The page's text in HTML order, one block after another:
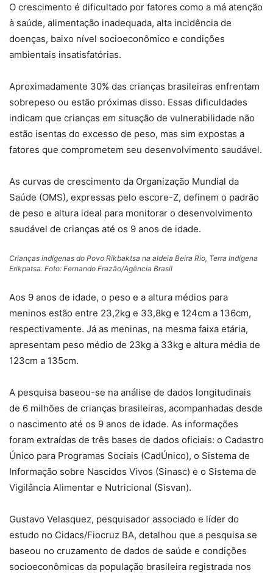
O crescimento é dificultado por fatores como a má atenção
à saúde, alimentação inadequada, alta incidência de
doenças, baixo nível socioeconômico e condições
ambientais insatisfatórias.
Aproximadamente 30% das crianças brasileiras enfrentam
sobrepeso ou estão próximas disso. Essas dificuldades
indicam que crianças em situação de vulnerabilidade não
estão isentas do excesso de peso, mas sim expostas a
fatores que comprometem seu desenvolvimento saudável.
As curvas de crescimento da Organização Mundial da
Saúde (OMS), expressas pelo escore-Z, definem o padrão
de peso e altura ideal para monitorar o desenvolvimento
saudável de crianças até os 9 anos de idade.
Crianças indígenas do Povo Rikbaktsa na aldeia Beira Rio, Terra Indígena
Erikpatsa. Foto: Fernando Frazão/Agência Brasil
Aos 9 anos de idade, o peso e a altura médios para
meninos estão entre 23,2kg e 33,8kg e 124cm a 136cm,
respectivamente. Já as meninas, na mesma faixa etária,
apresentam peso médio de 23kg a 33kg e altura média de
123cm a 135cm.
A pesquisa baseou-se na análise de dados longitudinais
de 6 milhões de crianças brasileiras, acompanhadas desde
o nascimento até os 9 anos de idade. As informações
foram extraídas de três bases de dados oficiais: o Cadastro
Único para Programas Sociais (CadÚnico), o Sistema de
Informação sobre Nascidos Vivos (Sinasc) e o Sistema de
Vigilância Alimentar e Nutricional (Sisvan).
Gustavo Velasquez, pesquisador associado e líder do
estudo no Cidacs/Fiocruz BA, detalhou que a pesquisa se
baseou no cruzamento de dados de saúde e condições
socioeconômicas da população brasileira registrada nos